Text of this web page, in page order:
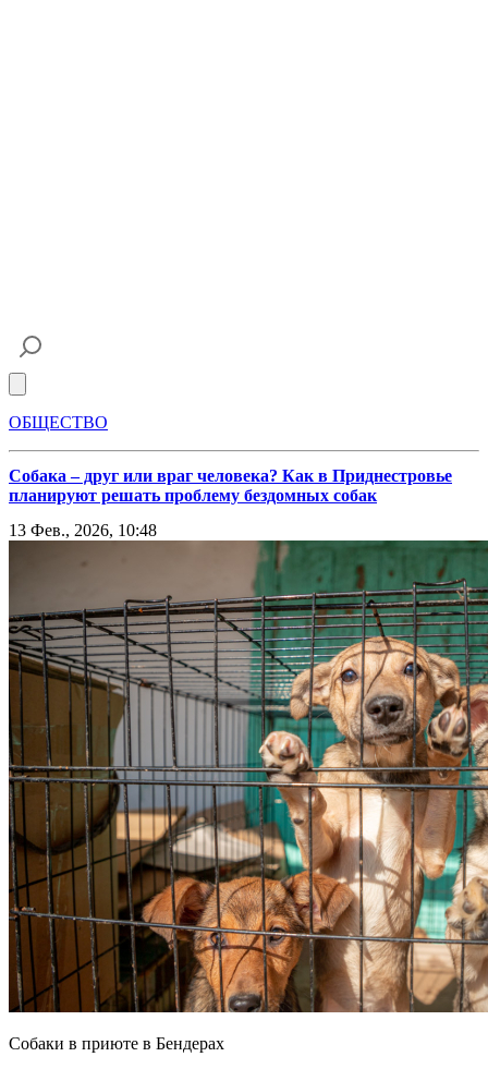
ОБЩЕСТВО
Собака – друг или враг человека? Как в Приднестровье
планируют решать проблему бездомных собак
13 Фев., 2026, 10:48
Собаки в приюте в Бендерах